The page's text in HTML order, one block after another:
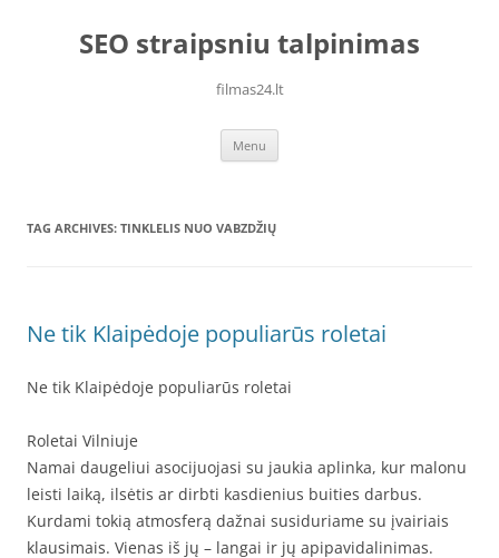
contentSEO straipsniu talpinimas
filmas24.lt
Menu
TAG ARCHIVES: TINKLELIS NUO VABZDŽIŲ
Ne tik Klaipėdoje populiarūs roletai
Ne tik Klaipėdoje populiarūs roletai
Roletai Vilniuje
Namai daugeliui asocijuojasi su jaukia aplinka, kur malonu
leisti laiką, ilsėtis ar dirbti kasdienius buities darbus.
Kurdami tokią atmosferą dažnai susiduriame su įvairiais
klausimais. Vienas iš jų – langai ir jų apipavidalinimas.